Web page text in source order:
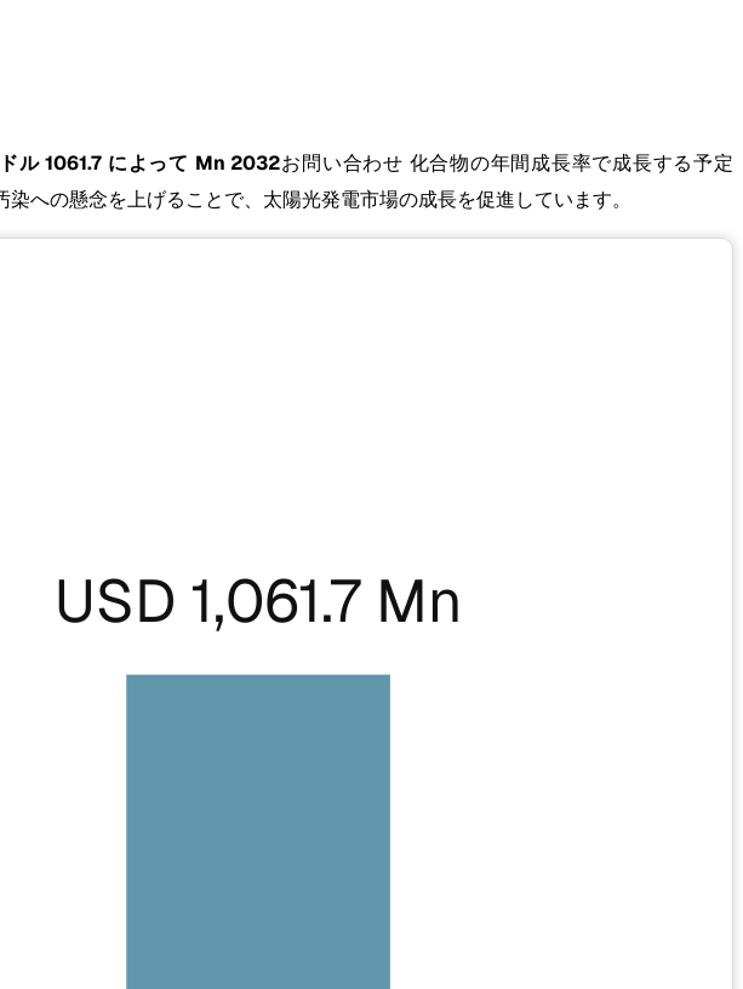
ル 1061.7 によって Mn 2032お問い合わせ 化合物の年間成長率で成長する予定
の懸念を上げることで、太陽光発電市場の成長を促進しています。
USD 1,061.7 Mn